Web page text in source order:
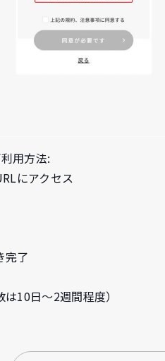
用方法:
にアクセス
完了
10日～2週間程度）